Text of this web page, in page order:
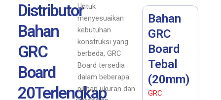
Distributor
Bahan
GRC
Board
20Terlengkap
Untuk
menyesuaikan
kebutuhan
konstruksi yang
berbeda, GRC
Board tersedia
dalam beberapa
pilihan ukuran dan
Bahan
GRC
Board
Tebal
(20mm)
GRC